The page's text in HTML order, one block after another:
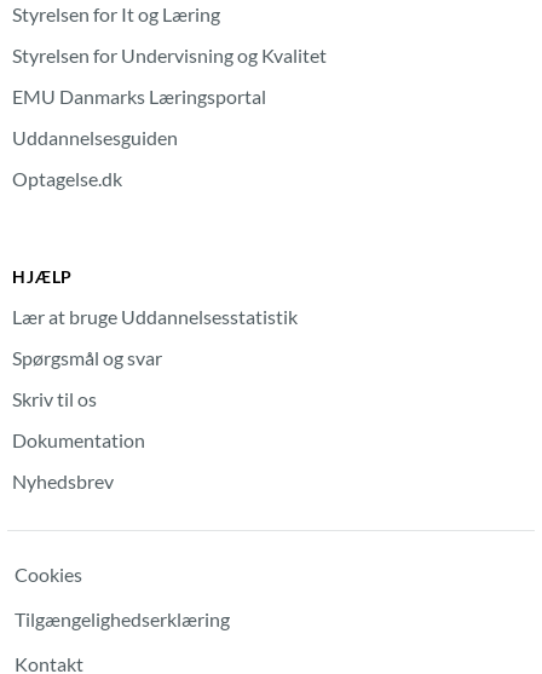
Styrelsen for It og Læring
Styrelsen for Undervisning og Kvalitet
EMU Danmarks Læringsportal
Uddannelsesguiden
Optagelse.dk
HJÆLP
Lær at bruge Uddannelsesstatistik
Spørgsmål og svar
Skriv til os
Dokumentation
Nyhedsbrev
Cookies
Tilgængelighedserklæring
Kontakt